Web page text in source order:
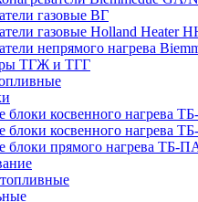
газовые ВГ
газовые Holland Heater
непрямого нагрева
ТГЖ и ТГГ
блоки косвенного нагрева
блоки косвенного нагрева
блоки прямого нагрева ТБ-